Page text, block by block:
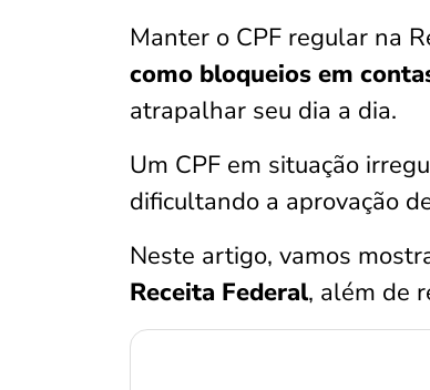
Manter o CPF regular na
como bloqueios em
atrapalhar seu dia a dia.
Um CPF em situação
dificultando a aprovação
Neste artigo, vamos
Receita Federal, além de